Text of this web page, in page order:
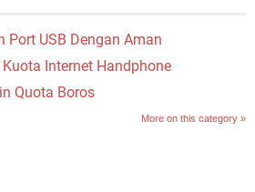
Port USB Dengan Aman
Internet Handphone
Quota Boros
More on this category »